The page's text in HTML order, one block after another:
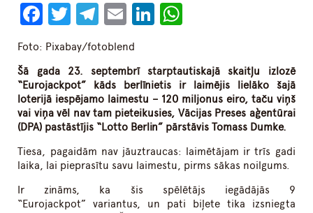
Facebook
Twitter
Telegram
EmailLinkedIn
Foto: Pixabay/fotoblend
Šā gada 23. septembrī starptautiskajā skaitļu izlozē
“Eurojackpot” kāds berlīnietis ir laimējis lielāko šajā
loterijā iespējamo laimestu – 120 miljonus eiro, taču viņš
vai viņa vēl nav tam pieteikusies, Vācijas Preses aģentūrai
(DPA) pastāstījis “Lotto Berlin” pārstāvis Tomass Dumke.
Tiesa, pagaidām nav jāuztraucas: laimētājam ir trīs gadi
laika, lai pieprasītu savu laimestu, pirms sākas noilgums.
Ir zināms, ka šis spēlētājs iegādājās 9
“Eurojackpot” variantus, un pati biļete tika izsniegta